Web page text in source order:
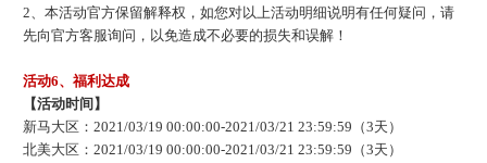
2、本活动官方保留解释权，如您对以上活动明细说明有任何疑问，请
先向官方客服询问，以免造成不必要的损失和误解！
活动6、福利达成
【活动时间】
新马大区： 2021/03/19 00:00:00-2021/03/21 23:59:59（3天）
北美大区： 2021/03/19 00:00:00-2021/03/21 23:59:59（3天）